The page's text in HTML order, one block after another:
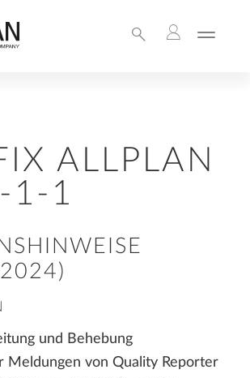
ALLPLAN
1-1
und Behebung
Meldungen von Quality Reporter